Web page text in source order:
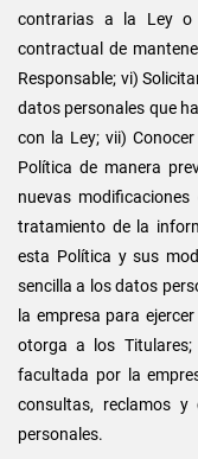
contrarias a la Ley o
contractual de
Responsable; vi)
datos personales que
con la Ley; vii)
Política de manera
nuevas
tratamiento de la
esta Política y sus
sencilla a los datos
la empresa para
otorga a los
facultada por la
consultas, reclamos
personales.